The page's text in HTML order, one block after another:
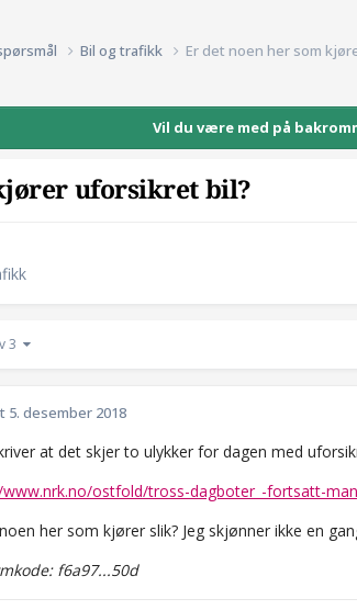
Bil og trafikk Er det noen her som
Vil du være med på
uforsikret bil?
3
5. desember 2018
at det skjer to ulykker for dagen med
ostfold/tross-dagboter_-fortsatt-
her som kjører slik? Jeg skjønner ikke en
f6a97...50d